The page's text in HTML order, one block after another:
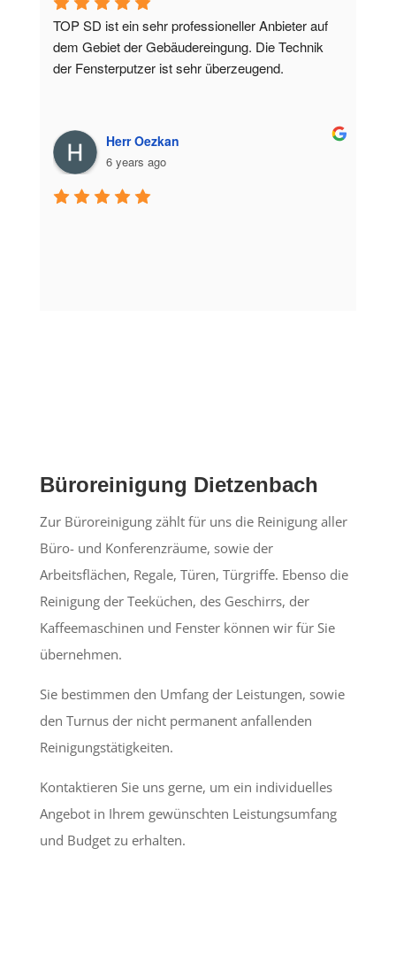
TOP SD ist ein sehr professioneller Anbieter auf
dem Gebiet der Gebäudereingung. Die Technik
der Fensterputzer ist sehr überzeugend.
Herr Oezkan
6 years ago
Büroreinigung Dietzenbach
Zur Büroreinigung zählt für uns die Reinigung aller
Büro- und Konferenzräume, sowie der
Arbeitsflächen, Regale, Türen, Türgriffe. Ebenso die
Reinigung der Teeküchen, des Geschirrs, der
Kaffeemaschinen und Fenster können wir für Sie
übernehmen.
Sie bestimmen den Umfang der Leistungen, sowie
den Turnus der nicht permanent anfallenden
Reinigungstätigkeiten.
Kontaktieren Sie uns gerne, um ein individuelles
Angebot in Ihrem gewünschten Leistungsumfang
und Budget zu erhalten.